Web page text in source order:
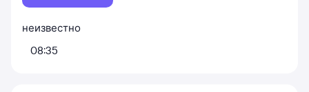
неизвестно
08:35